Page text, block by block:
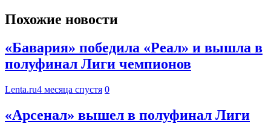
Похожие новости
«Бавария» победила «Реал» и вышла в
полуфинал Лиги чемпионов
Lenta.ru4 месяца спустя 0
«Арсенал» вышел в полуфинал Лиги